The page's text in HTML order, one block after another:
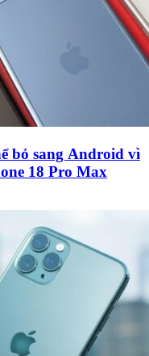
bỏ sang Android vì
18 Pro Max